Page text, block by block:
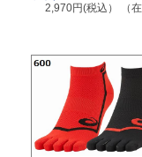
2,970円(税込）
（